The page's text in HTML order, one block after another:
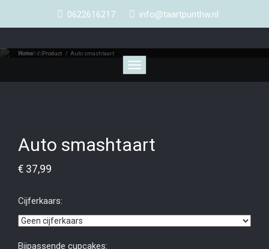
0622616217 info@taartpunthw.nl
Toggle
navigation
Webshop
Home /Product / Auto smashtaart
Auto smashtaart
€ 37,99
Cijferkaars:
Bijpassende cupcakes: